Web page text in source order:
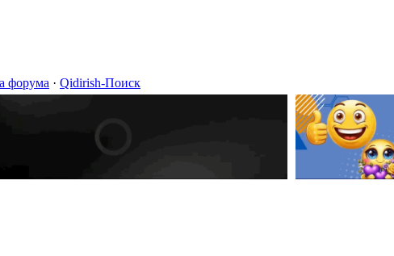
форума · Qidirish-Поиск